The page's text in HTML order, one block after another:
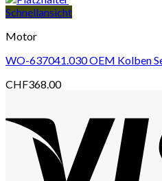
Schnellansicht
Motor
WO-637041.030 OEM Kolben
CHF368.00